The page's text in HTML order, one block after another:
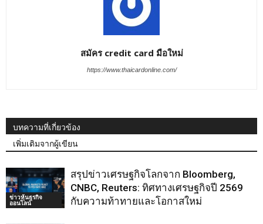
สมัคร credit card มือใหม่
https://www.thaicardonline.com/
บทความที่เกี่ยวข้อง
เพิ่มเติมจากผู้เขียน
ข่าวหุ้นธุรกิจ
ออนไลน์
สรุปข่าวเศรษฐกิจโลกจาก Bloomberg,
CNBC, Reuters: ทิศทางเศรษฐกิจปี 2569
กับความท้าทายและโอกาสใหม่